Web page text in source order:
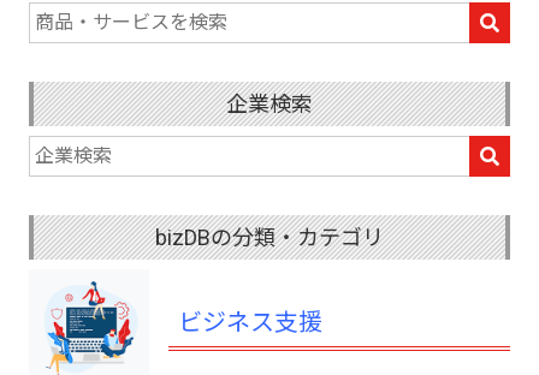
企業検索
bizDBの分類・カテゴリ
ビジネス支援